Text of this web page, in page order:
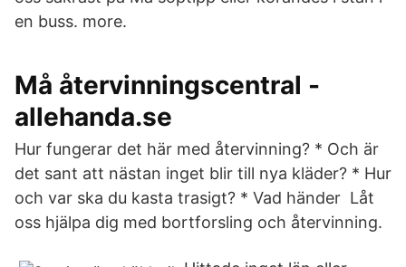
en buss. more.
Må återvinningscentral -
allehanda.se
Hur fungerar det här med återvinning? * Och är
det sant att nästan inget blir till nya kläder? * Hur
och var ska du kasta trasigt? * Vad händer Låt
oss hjälpa dig med bortforsling och återvinning.